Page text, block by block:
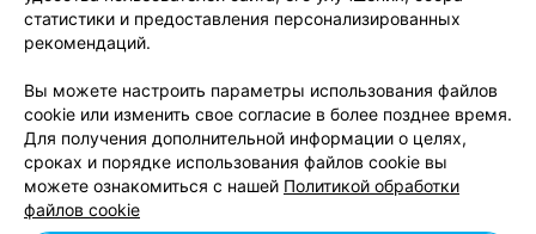
Пользовательское соглашение
Связаться по вопросам сотрудничества
Написать руководителю relax.by
Персональные настройки cookie
Обработка персональных данных
статистики и предоставления персонализированных
рекомендаций.
Вы можете настроить параметры использования файлов
cookie или изменить свое согласие в более позднее время.
Для получения дополнительной информации о целях,
сроках и порядке использования файлов cookie вы
можете ознакомиться с нашей Политикой обработки
файлов cookie